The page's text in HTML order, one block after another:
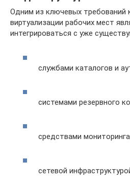
Одним из ключевых требований
виртуализации рабочих мест
интегрироваться с уже
службами каталогов и
системами резервного
средствами
сетевой